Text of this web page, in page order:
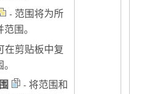
- 范围将为所
围。
在剪贴板中复
- 将范围和